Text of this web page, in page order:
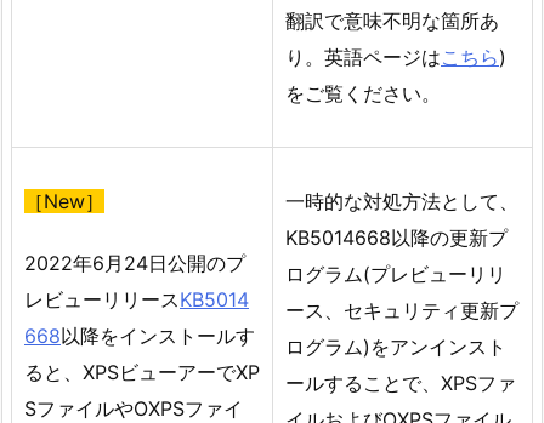
翻訳で意味不明な箇所あ
り。英語ページはこちら)
をご覧ください。
［New］
2022年6月24日公開のプ
レビューリリースKB5014
668以降をインストールす
ると、XPSビューアーでXP
SファイルやOXPSファイ
一時的な対処方法として、
KB5014668以降の更新プ
ログラム(プレビューリリ
ース、セキュリティ更新プ
ログラム)をアンインスト
ールすることで、XPSファ